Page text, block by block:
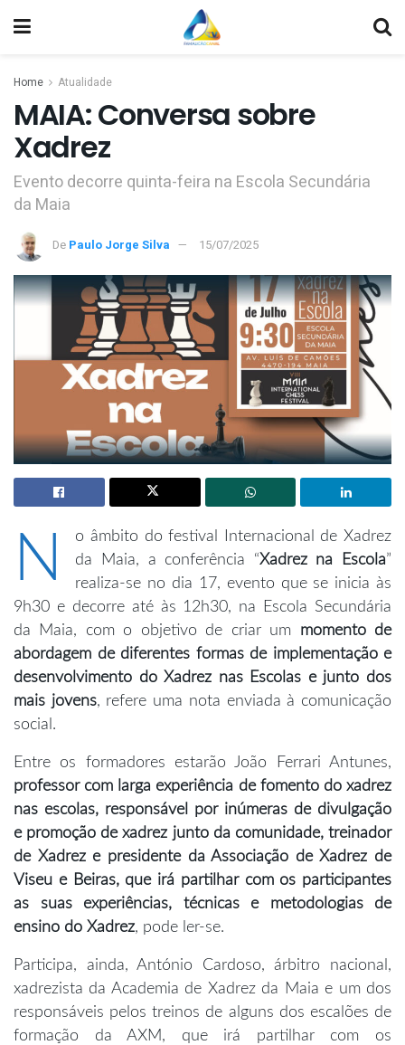
Home Atualidade
MAIA: Conversa sobre
Xadrez
Evento decorre quinta-feira na Escola Secundária
da Maia
De Paulo Jorge Silva 15/07/2025
N
o âmbito do festival Internacional de Xadrez
da Maia, a conferência “Xadrez na Escola”
realiza-se no dia 17, evento que se inicia às
9h30 e decorre até às 12h30, na Escola Secundária
da Maia, com o objetivo de criar um momento de
abordagem de diferentes formas de implementação e
desenvolvimento do Xadrez nas Escolas e junto dos
mais jovens, refere uma nota enviada à comunicação
social.
Entre os formadores estarão João Ferrari Antunes,
professor com larga experiência de fomento do xadrez
nas escolas, responsável por inúmeras de divulgação
e promoção de xadrez junto da comunidade, treinador
de Xadrez e presidente da Associação de Xadrez de
Viseu e Beiras, que irá partilhar com os participantes
as suas experiências, técnicas e metodologias de
ensino do Xadrez, pode ler-se.
Participa, ainda, António Cardoso, árbitro nacional,
xadrezista da Academia de Xadrez da Maia e um dos
responsáveis pelos treinos de alguns dos escalões de
formação da AXM, que irá partilhar com os